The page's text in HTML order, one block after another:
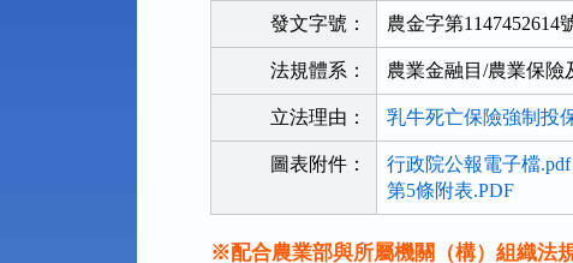
發文字號： 農金字第1147452614
法規體系： 農業金融目/農業保險
立法理由： 乳牛死亡保險強制投
圖表附件：
行政院公報電子檔.pdf
第5條附表.PDF
※配合農業部與所屬機關（構）組織法